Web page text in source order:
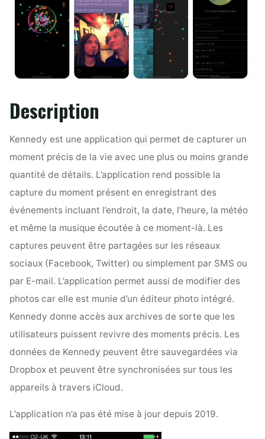
Description
Kennedy est une application qui permet de capturer un
moment précis de la vie avec une plus ou moins grande
quantité de détails. L’application rend possible la
capture du moment présent en enregistrant des
événements incluant l’endroit, la date, l’heure, la météo
et même la musique écoutée à ce moment-là. Les
captures peuvent être partagées sur les réseaux
sociaux (Facebook, Twitter) ou simplement par SMS ou
par E-mail. L’application permet aussi de modifier des
photos car elle est munie d’un éditeur photo intégré.
Kennedy donne accès aux archives de sorte que les
utilisateurs puissent revivre des moments précis. Les
données de Kennedy peuvent être sauvegardées via
Dropbox et peuvent être synchronisées sur tous les
appareils à travers iCloud.
L’application n’a pas été mise à jour depuis 2019.